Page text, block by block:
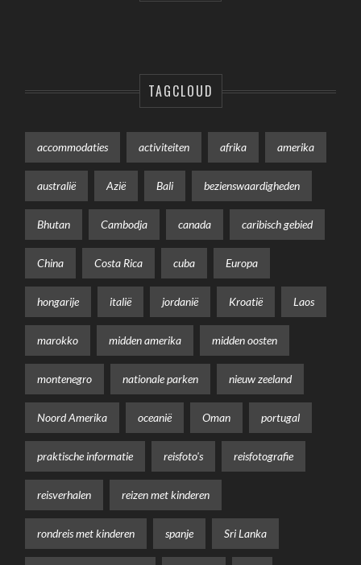
TAGCLOUD
accommodaties activiteiten afrika amerika
australië Azië Bali bezienswaardigheden
Bhutan Cambodja canada caribisch gebied
China Costa Rica cuba Europa
hongarije italië jordanië Kroatië Laos
marokko midden amerika midden oosten
montenegro nationale parken nieuw zeeland
Noord Amerika oceanië Oman portugal
praktische informatie reisfoto's reisfotografie
reisverhalen reizen met kinderen
rondreis met kinderen spanje Sri Lanka